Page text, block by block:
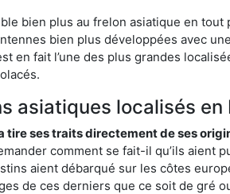
bien plus au frelon asiatique en
bien plus développées avec
en fait l’une des plus grandes
asiatiques localisés en
tire ses traits directement de ses
comment se fait-il qu’ils aient
aient débarqué sur les côtes
de ces derniers que ce soit de gré